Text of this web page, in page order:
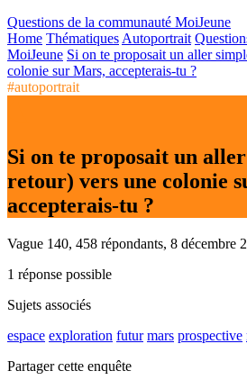
Questions de la communauté MoiJeune
Home Thématiques Autoportrait
MoiJeune Si on te proposait un aller
colonie sur Mars, accepterais-tu ?
#autoportrait
Si on te proposait un
retour) vers une colonie
accepterais-tu ?
Vague 140, 458 répondants, 8 décembre
1 réponse possible
Sujets associés
espace exploration futur mars prospective
Partager cette enquête